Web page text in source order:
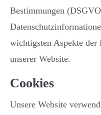
Bestimmungen
wichtigsten Aspekte der
unserer Website.
Cookies
Unsere Website